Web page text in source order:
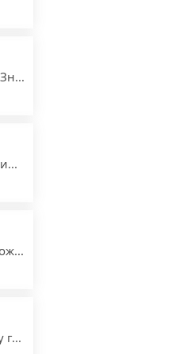
Зубной техник с опытом ищет работу в Германии, можно помощником. Знание немецкого языка на среднем уровне. Мужчина, 36 лет.
Юрист с опытом работы в Германии, проживаю с стране больше 17 лет, ищу работу.
Семейная пара срочно снимет дом или квартиру. Рассмотрим все предложения. Порядок гарантируем.
Аккуратная, чистоплотная, добросовестная девушка, 25 лет, ищет работу горничной в отеле Берлина.